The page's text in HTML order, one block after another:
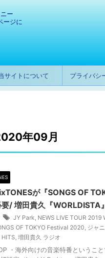
ー
ージに
サイトについて プライバシ
年09月
が『SONGS OF
/ 増田貴久『WORLDISTA
JY Park, NEWS LIVE TOUR 2019
OF TOKYO Festival 2020, ジャ
HITS, 増田貴久 ラジオ
・海外向けの音楽特番というこ